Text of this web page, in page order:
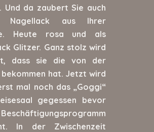
Und da zaubert Sie auch
Nagellack aus Ihrer
Heute rosa und als
Glitzer. Ganz stolz wird
dass sie die von der
bekommen hat. Jetzt wird
mal noch das „Goggi“
gegessen bevor
In der Zwischenzeit